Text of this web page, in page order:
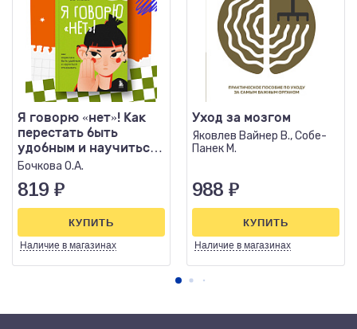
Я говорю «нет»! Как
перестать быть
удобным и научиться
отказывать
Бочкова О.А.
819 ₽
Наличие в магазинах
КУПИТЬ
Уход за мозгом
Яковлев Вайнер В., Собе-
Панек М.
988 ₽
Наличие в магазинах
КУПИТЬ